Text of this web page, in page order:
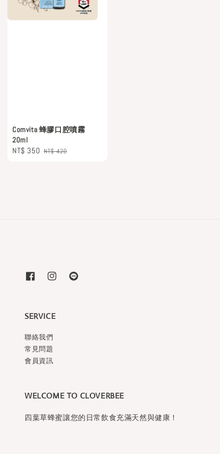
Comvita 蜂膠口腔噴霧
20ml
Sale
NT$ 350 Regular
NT$ 420
SERVICE
聯絡我們
常見問題
會員資訊
WELCOME TO CLOVERBEE
四葉草蜂蜜讓您的日常飲食充滿天然與健康！